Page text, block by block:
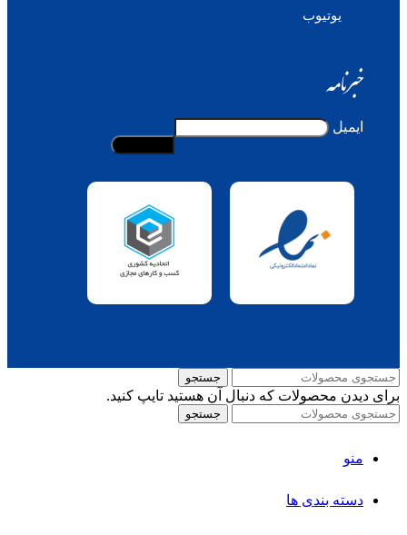
یوتیوب
خبرنامه
ایمیل
جستجو
برای دیدن محصولات که دنبال آن هستید تایپ کنید.
جستجو
منو
دسته بندی ها